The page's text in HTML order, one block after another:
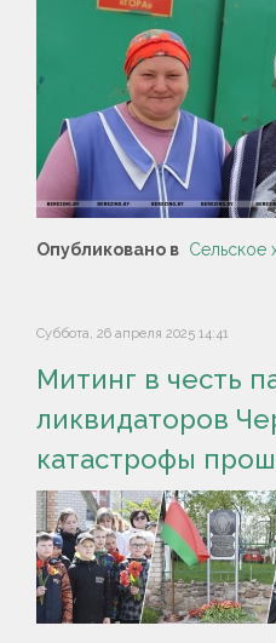
Опубликовано в Сельское
Суббота, 26 апреля 2025 14:41
Митинг в честь
ликвидаторов
катастрофы